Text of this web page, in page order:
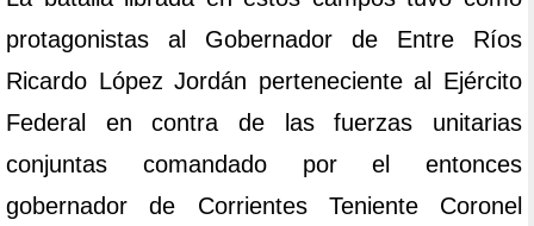
protagonistas al Gobernador de Entre Ríos
Ricardo López Jordán perteneciente al Ejército
Federal en contra de las fuerzas unitarias
conjuntas comandado por el entonces
gobernador de Corrientes Teniente Coronel